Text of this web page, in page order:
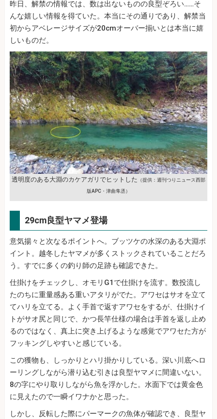
昨日、解禁の情報では、数は出ないものの良型ぞろい……そ
んな嬉しい情報を得ていた。本当にその通りであり、解禁当
初からアベレージサイズが20cmオーバー揃いとは本当に嬉
しいものだ。
透明度のある大淵のカケアガリでヒットした （提供：週刊つりニュース西部
版APC・津曲隼丞）
29cm良型ヤマメ登場
意気揚々と次なるポイントへ。ブッツケの水深のある大淵ポ
イント。越冬したヤマメが多くストックされていることだろ
う。すでに多くの釣り師の足跡も確認できた。
仕掛けをチェックし、オモリG1で仕掛けを流す。数投流し
たのちに重量感ある重いアタリがでた。アワセはサオを立て
てハリを立てる。よく手首で返すアワセをするが、仕掛けイ
トがサオ尻と同じで、かつ長竿仕様の場合は手首を返し止め
るのではなく、真上に突き上げるような感覚でアワセた方が
フッキングしやすいと感じている。
この獲物も、しっかりとハリ掛かりしている。深い川底へロ
ーリングしながら潜り込む引きは良型ヤマメに間違いない。
8の字にやり取りしながら魚を浮かした。水面下では黄金色
に見えたので一瞬イワナかと思った。
しかし、反転した際にパーマークの魚体が確認でき、良型ヤ